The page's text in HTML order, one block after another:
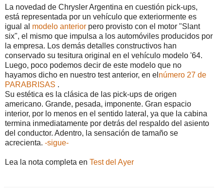
La novedad de Chrysler Argentina en cuestión pick-ups,
está representada por un vehículo que exteriormente es
igual al modelo anterior pero provisto con el motor "Slant
six", el mismo que impulsa a los automóviles producidos por
la empresa. Los demás detalles constructivos han
conservado su tesitura original en el vehículo modelo '64.
Luego, poco podemos decir de este modelo que no
hayamos dicho en nuestro test anterior, en el número 27 de
PARABRISAS .
Su estética es la clásica de las pick-ups de origen
americano. Grande, pesada, imponente. Gran espacio
interior, por lo menos en el sentido lateral, ya que la cabina
termina inmediatamente por detrás del respaldo del asiento
del conductor. Adentro, la sensación de tamaño se
acrecienta. -sigue-
Lea la nota completa en Test del Ayer